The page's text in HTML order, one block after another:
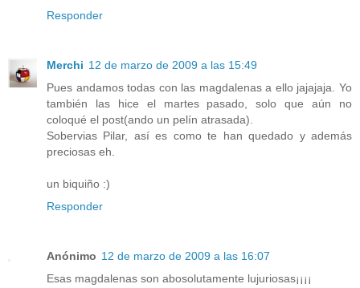
Responder
Merchi 12 de marzo de 2009 a las 15:49
Pues andamos todas con las magdalenas a ello jajajaja. Yo
también las hice el martes pasado, solo que aún no
coloqué el post(ando un pelín atrasada).
Sobervias Pilar, así es como te han quedado y además
preciosas eh.
un biquiño :)
Responder
Anónimo 12 de marzo de 2009 a las 16:07
Esas magdalenas son abosolutamente lujuriosas¡¡¡¡